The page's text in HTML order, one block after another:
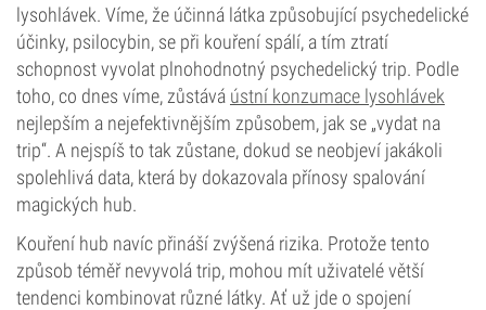
lysohlávek. Víme, že účinná látka způsobující psychedelické
účinky, psilocybin, se při kouření spálí, a tím ztratí
schopnost vyvolat plnohodnotný psychedelický trip. Podle
toho, co dnes víme, zůstává ústní konzumace lysohlávek
nejlepším a nejefektivnějším způsobem, jak se „vydat na
trip“. A nejspíš to tak zůstane, dokud se neobjeví jakákoli
spolehlivá data, která by dokazovala přínosy spalování
magických hub.
Kouření hub navíc přináší zvýšená rizika. Protože tento
způsob téměř nevyvolá trip, mohou mít uživatelé větší
tendenci kombinovat různé látky. Ať už jde o spojení